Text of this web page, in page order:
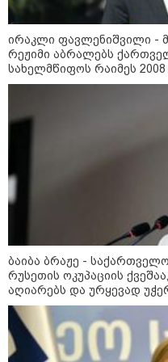
რა
Faceამბები
ირაკლი ფავლენიშვილი -
რეჟიმი აბრალებს
სახელმწიფოს რაიმეს
არანაირი დანაშაული არ
ბაიბა ბრაჟე -
რუსეთის ოკუპაციის
აღიარებს და ურყევად
სუვერენიტეტსა და